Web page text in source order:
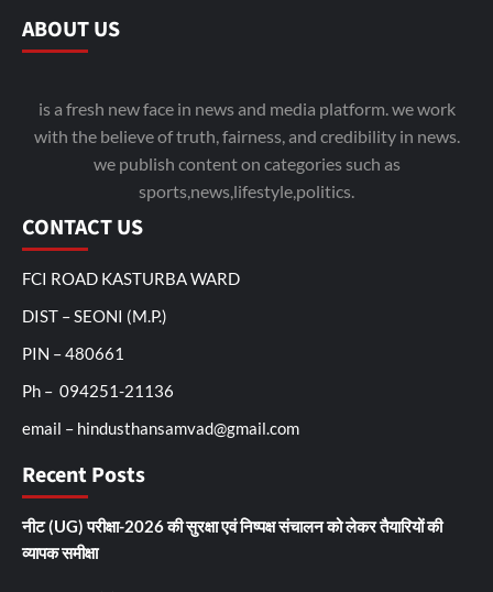
ABOUT US
is a fresh new face in news and media platform. we work
with the believe of truth, fairness, and credibility in news.
we publish content on categories such as
sports,news,lifestyle,politics.
CONTACT US
FCI ROAD KASTURBA WARD
DIST – SEONI (M.P.)
PIN – 480661
Ph – 094251-21136
email – hindusthansamvad@gmail.com
Recent Posts
नीट (UG) परीक्षा-2026 की सुरक्षा एवं निष्पक्ष संचालन को लेकर तैयारियों की
व्यापक समीक्षा